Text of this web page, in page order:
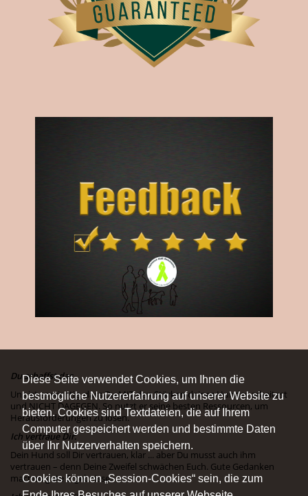
Diese Seite verwendet Cookies, um Ihnen die
bestmögliche Nutzererfahrung auf unserer Website zu
bieten. Cookies sind Textdateien, die auf Ihrem
Computer gespeichert werden und bestimmte Daten
über Ihr Nutzerverhalten speichern.
Cookies können „Session-Cookies“ sein, die zum
Du schaffst das.
Uns ist es wichtig, dass Du MIT den Stärken deines Hundes arbeitest
und NICHT DAGEGEN. So nutzt er seine besten Ressourcen, um
Herausforderungen zu lösen.
Ich vertraue Dir.
Dein Hund soll Dir vertrauen, klar ... aber Du musst auch ihm
vertrauen – denn Deine Zweifel schwächen Euch. Gute Gedanken
machen gute Ergebnisse.